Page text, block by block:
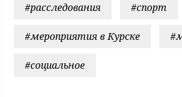
#расследования #спорт
#мероприятия в Курске
#социальное